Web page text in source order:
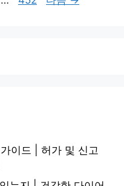
이드 | 허가 및 신고